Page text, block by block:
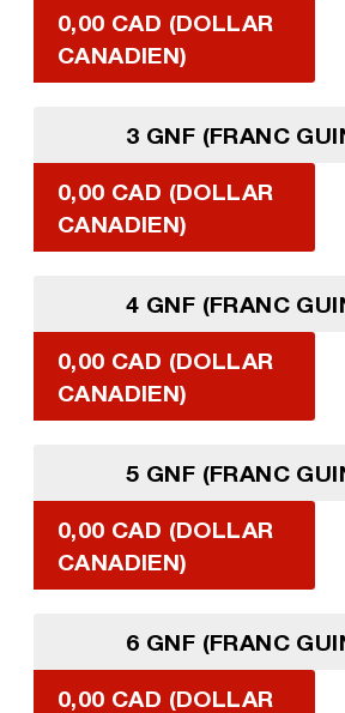
0,00 CAD (DOLLAR
CANADIEN)
3 GNF (FRANC
0,00 CAD (DOLLAR
CANADIEN)
4 GNF (FRANC
0,00 CAD (DOLLAR
CANADIEN)
5 GNF (FRANC
0,00 CAD (DOLLAR
CANADIEN)
6 GNF (FRANC
0,00 CAD (DOLLAR